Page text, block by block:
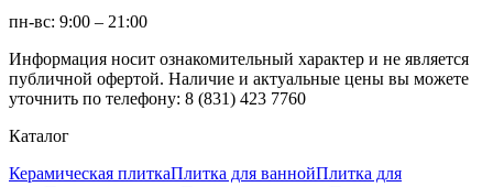
пн-вс: 9:00 – 21:00
Информация носит ознакомительный характер и не является
публичной офертой. Наличие и актуальные цены вы можете
уточнить по телефону: 8 (831) 423 7760
Каталог
Керамическая плиткаПлитка для ваннойПлитка для